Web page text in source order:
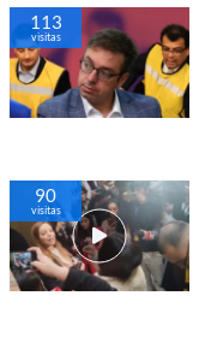
113
visitas
90
visitas